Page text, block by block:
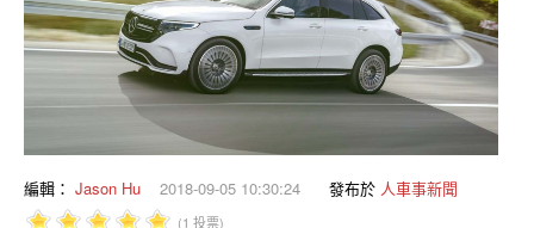
促銷訊息
專題報導
編輯： Jason Hu 2018-09-05 10:30:24 發布於 人車事新聞
(1 投票)